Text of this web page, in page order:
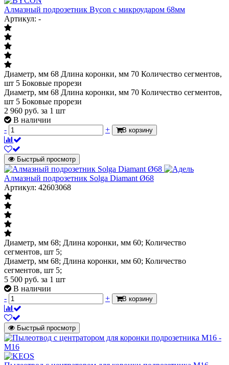
Алмазный подрозетник Bycon с микроударом 68мм
Артикул: -
Диаметр, мм 68 Длина коронки, мм 70 Количество сегментов,
шт 5 Боковые прорези
Диаметр, мм 68 Длина коронки, мм 70 Количество сегментов,
шт 5 Боковые прорези
2 960 руб. за 1 шт
В наличии
-
+ В корзину
Быстрый просмотр
Алмазный подрозетник Solga Diamant Ø68
Артикул: 42603068
Диаметр, мм 68; Длина коронки, мм 60; Количество
сегментов, шт 5;
Диаметр, мм 68; Длина коронки, мм 60; Количество
сегментов, шт 5;
5 500 руб. за 1 шт
В наличии
-
+ В корзину
Быстрый просмотр